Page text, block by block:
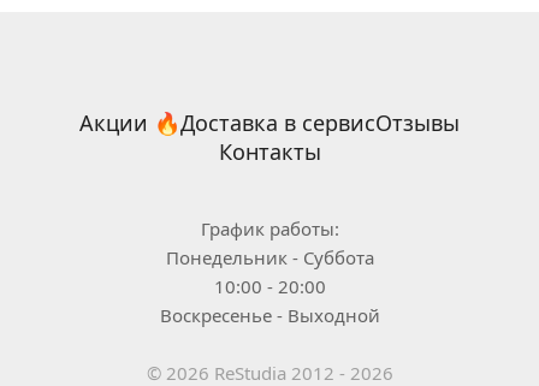
Акции 🔥Доставка в сервисОтзывы
Контакты
График работы:
Понедельник - Суббота
10:00 - 20:00
Воскресенье - Выходной
© 2026 ReStudia 2012 - 2026